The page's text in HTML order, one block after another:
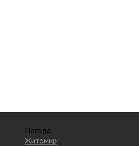
Погода
Житомир